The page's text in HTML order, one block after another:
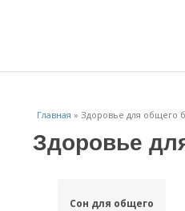
Главная » Здоровье для общего
Здоровье
Сон для общего